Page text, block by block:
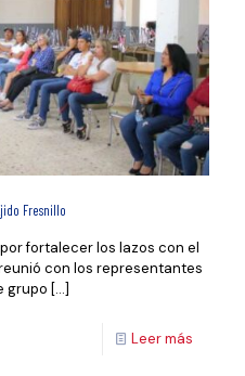
Fresnillo
fortalecer los lazos con el
con los representantes
grupo […]
Leer más